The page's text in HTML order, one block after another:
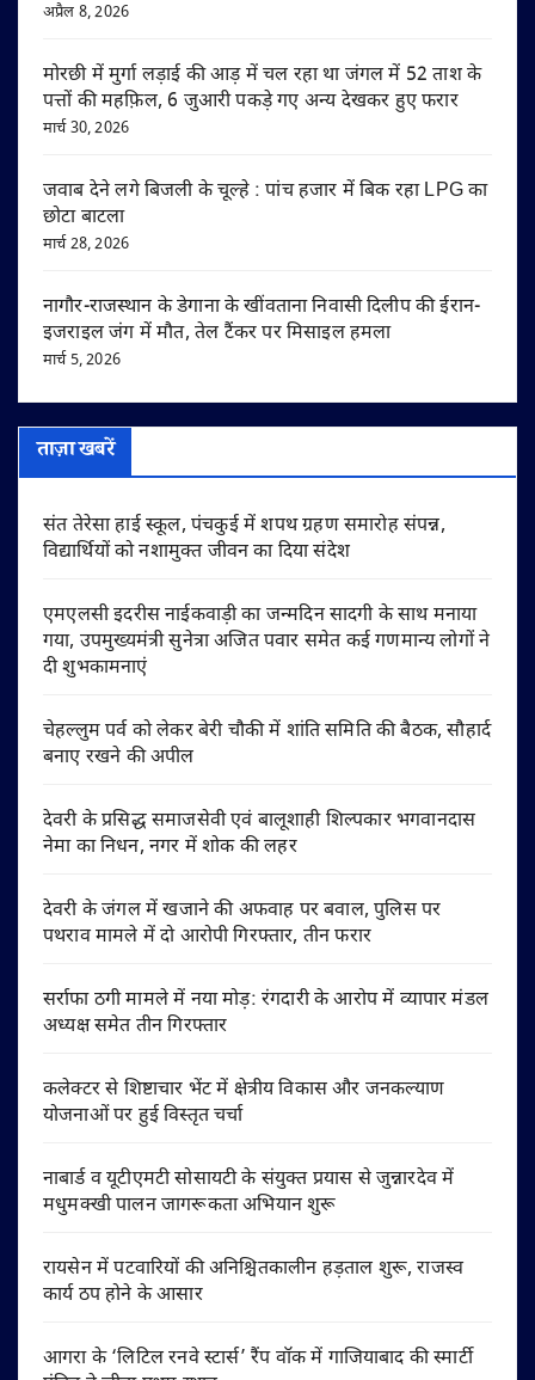
अप्रैल 8, 2026
मोरछी में मुर्गा लड़ाई की आड़ में चल रहा था जंगल में 52 ताश के
पत्तों की महफ़िल, 6 जुआरी पकड़े गए अन्य देखकर हुए फरार
मार्च 30, 2026
जवाब देने लगे बिजली के चूल्हे : पांच हजार में बिक रहा LPG का
छोटा बाटला
मार्च 28, 2026
नागौर-राजस्थान के डेगाना के खींवताना निवासी दिलीप की ईरान-
इजराइल जंग में मौत, तेल टैंकर पर मिसाइल हमला
मार्च 5, 2026
ताज़ा खबरें
संत तेरेसा हाई स्कूल, पंचकुई में शपथ ग्रहण समारोह संपन्न,
विद्यार्थियों को नशामुक्त जीवन का दिया संदेश
एमएलसी इदरीस नाईकवाड़ी का जन्मदिन सादगी के साथ मनाया
गया, उपमुख्यमंत्री सुनेत्रा अजित पवार समेत कई गणमान्य लोगों ने
दी शुभकामनाएं
चेहल्लुम पर्व को लेकर बेरी चौकी में शांति समिति की बैठक, सौहार्द
बनाए रखने की अपील
देवरी के प्रसिद्ध समाजसेवी एवं बालूशाही शिल्पकार भगवानदास
नेमा का निधन, नगर में शोक की लहर
देवरी के जंगल में खजाने की अफवाह पर बवाल, पुलिस पर
पथराव मामले में दो आरोपी गिरफ्तार, तीन फरार
सर्राफा ठगी मामले में नया मोड़: रंगदारी के आरोप में व्यापार मंडल
अध्यक्ष समेत तीन गिरफ्तार
कलेक्टर से शिष्टाचार भेंट में क्षेत्रीय विकास और जनकल्याण
योजनाओं पर हुई विस्तृत चर्चा
नाबार्ड व यूटीएमटी सोसायटी के संयुक्त प्रयास से जुन्नारदेव में
मधुमक्खी पालन जागरूकता अभियान शुरू
रायसेन में पटवारियों की अनिश्चितकालीन हड़ताल शुरू, राजस्व
कार्य ठप होने के आसार
आगरा के ‘लिटिल रनवे स्टार्स’ रैंप वॉक में गाजियाबाद की स्मार्टी